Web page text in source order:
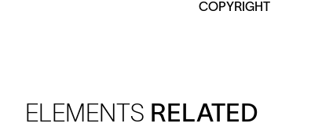
COPYRIGHT
ELEMENTS RELATED